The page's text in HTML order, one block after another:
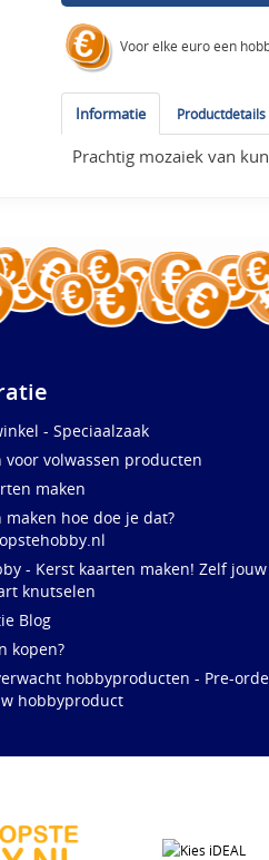
Voor elke euro een
Informatie Productdetails
Prachtig mozaiek van
- Speciaalzaak
voor volwassen producten
maken
maken hoe doe je dat?
- Kerst kaarten maken! Zelf jouw
knutselen
Blog
kopen?
hobbyproducten - Pre-
hobbyproduct